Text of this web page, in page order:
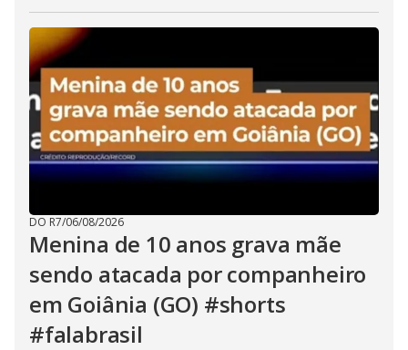
DO R7/06/08/2026
Menina de 10 anos grava mãe
sendo atacada por companheiro
em Goiânia (GO) #shorts
#falabrasil